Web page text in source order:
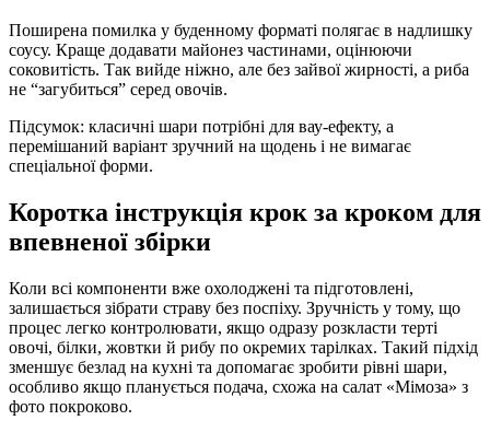
Поширена помилка у буденному форматі полягає в надлишку
соусу. Краще додавати майонез частинами, оцінюючи
соковитість. Так вийде ніжно, але без зайвої жирності, а риба
не “загубиться” серед овочів.
Підсумок: класичні шари потрібні для вау-ефекту, а
перемішаний варіант зручний на щодень і не вимагає
спеціальної форми.
Коротка інструкція крок за кроком для
впевненої збірки
Коли всі компоненти вже охолоджені та підготовлені,
залишається зібрати страву без поспіху. Зручність у тому, що
процес легко контролювати, якщо одразу розкласти терті
овочі, білки, жовтки й рибу по окремих тарілках. Такий підхід
зменшує безлад на кухні та допомагає зробити рівні шари,
особливо якщо планується подача, схожа на салат «Мімоза» з
фото покроково.